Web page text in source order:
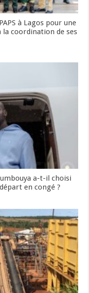
à Lagos pour une
coordination de ses
a-t-il choisi
en congé ?